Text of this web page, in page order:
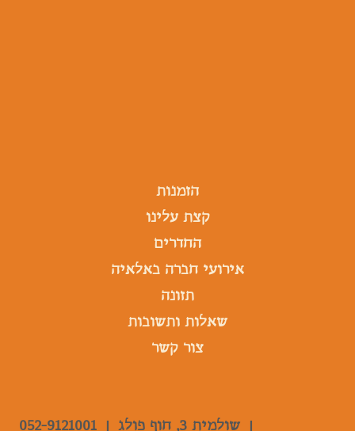
הזמנות
קצת עלינו
החדרים
אירועי חברה באלאיה
תזונה
שאלות ותשובות
צור קשר
שולמית 3, חוף פולג | 052-9121001 |